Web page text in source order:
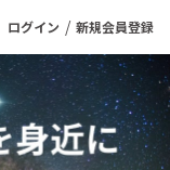
ログイン / 新規会員登録